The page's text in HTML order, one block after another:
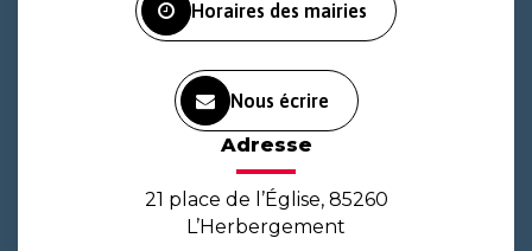
Horaires des mairies
Nous écrire
Adresse
21 place de l’Église, 85260
L’Herbergement